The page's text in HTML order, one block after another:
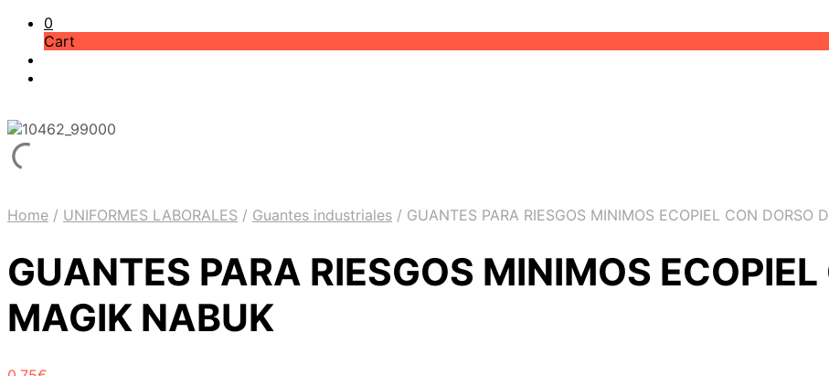
0
Cart
Home / UNIFORMES LABORALES / Guantes industriales / GUANTES PARA RIESGOS MINIMOS ECOPIEL CON DORSO
GUANTES PARA RIESGOS MINIMOS
MAGIK NABUK